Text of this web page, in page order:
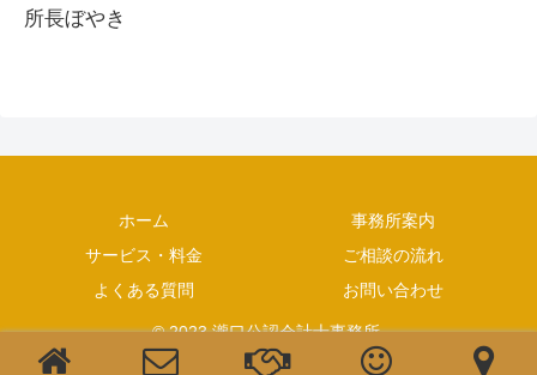
所長ぼやき
ホーム
事務所案内
サービス・料金
ご相談の流れ
よくある質問
お問い合わせ
© 2023 瀧口公認会計士事務所.